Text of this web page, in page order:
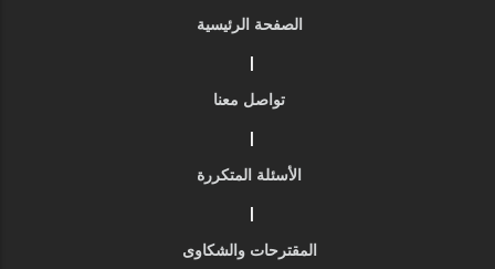
الصفحة الرئيسية
|
تواصل معنا
|
الأسئلة المتكررة
|
المقترحات والشكاوى